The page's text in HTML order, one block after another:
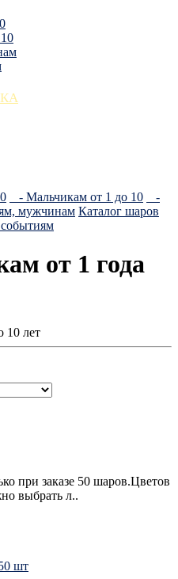
- Мальчикам от 1 до 10
-
мужчинам Каталог шаров
от 1 года
при заказе 50 шаров.Цветов
выбрать л..